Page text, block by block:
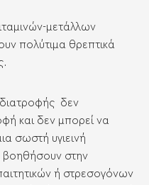
μετάλλων
πολύτιμα θρεπτικά
δεν
και δεν μπορεί να
σωστή υγιεινή
στην
ή στρεσογόνων